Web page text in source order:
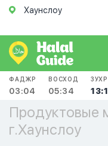
Хаунслоу
ФАДЖР
03:04
ВОСХОД
05:34
ЗУХР
Продуктовые
г.Хаунслоу